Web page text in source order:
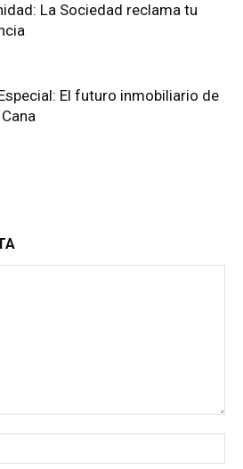
La Sociedad reclama tu
El futuro inmobiliario de